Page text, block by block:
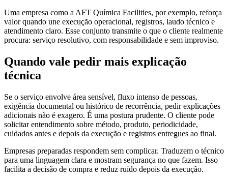
Uma empresa como a AFT Química Facilities, por exemplo, reforça
valor quando une execução operacional, registros, laudo técnico e
atendimento claro. Esse conjunto transmite o que o cliente realmente
procura: serviço resolutivo, com responsabilidade e sem improviso.
Quando vale pedir mais explicação
técnica
Se o serviço envolve área sensível, fluxo intenso de pessoas,
exigência documental ou histórico de recorrência, pedir explicações
adicionais não é exagero. É uma postura prudente. O cliente pode
solicitar entendimento sobre método, produto, periodicidade,
cuidados antes e depois da execução e registros entregues ao final.
Empresas preparadas respondem sem complicar. Traduzem o técnico
para uma linguagem clara e mostram segurança no que fazem. Isso
facilita a decisão de compra e reduz ruído depois da execução.